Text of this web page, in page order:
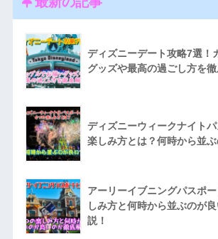
ディズニーデート攻略7選！
グッズや最高の過ごし方を
ディズニーウィークナイト
楽しみ方とは？何時から並ぶ
アーリーイブニングパスポ
しみ方と何時から並ぶのが
説！